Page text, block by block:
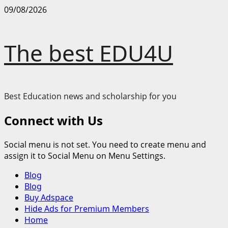
Skip
09/08/2026
The best EDU4U
Best Education news and scholarship for you
Connect with Us
Social menu is not set. You need to create menu and
assign it to Social Menu on Menu Settings.
Primary
Menu
Blog
Blog
Buy Adspace
Hide Ads for Premium Members
Home